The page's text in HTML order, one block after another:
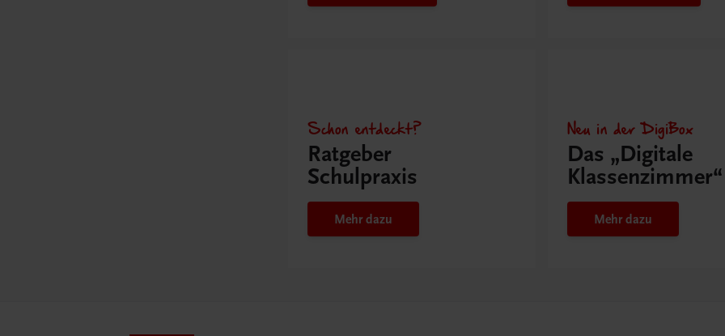
Schon entdeckt?
Ratgeber
Schulpraxis
Mehr dazu
Neu in der DigiBox
Das „Digitale
Klassenzimmer“
Mehr dazu